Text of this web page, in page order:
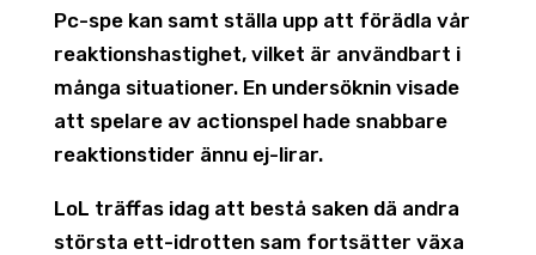
Pc-spe kan samt ställa upp att förädla vår
reaktionshastighet, vilket är användbart i
många situationer. En undersöknin visade
att spelare av actionspel hade snabbare
reaktionstider ännu ej-lirar.
LoL träffas idag att bestå saken dä andra
största ett-idrotten sam fortsätter växa